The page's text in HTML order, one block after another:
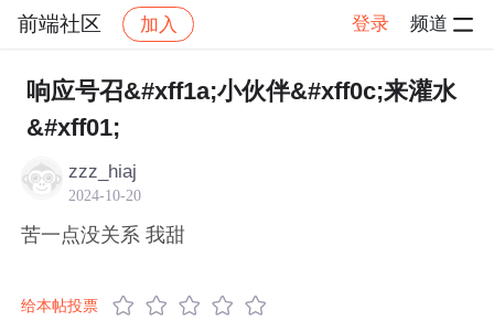
前端社区 加入 登录 频道
社区 前端社区 感慨 帖子详情
响应号召&#xff1a;小伙伴&#xff0c;来灌水
&#xff01;
zzz_hiaj
2024-10-20
苦一点没关系 我甜
给本帖投票